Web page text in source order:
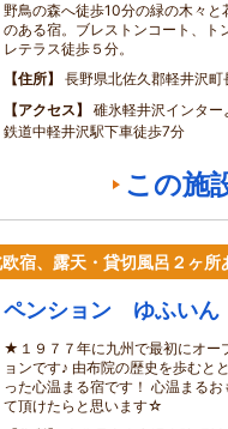
野鳥の森へ徒歩10分の緑の木々
のある宿。ブレストンコート、ト
レテラス徒歩５分。
住所
長野県北佐久郡軽井沢町
アクセス
碓氷軽井沢インタ
鉄道中軽井沢駅下車徒歩7分
この施
宿、露天・貸切風呂２ヶ所
ペンション ゆふいん
★１９７７年に九州で最初にオー
ョンです♪ 由布院の歴史を歩むと
った心温まる宿です！ 心温まる
て頂けたらと思います☆